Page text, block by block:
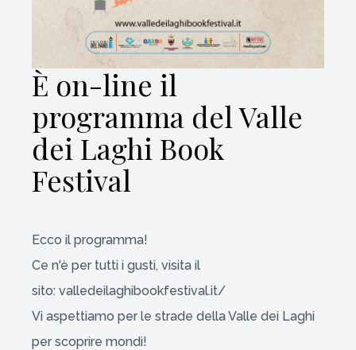
È on-line il
programma del Valle
dei Laghi Book
Festival
Ecco il programma!
Ce n'è per tutti i gusti, visita il
sito: valledeilaghibookfestival.it/
Vi aspettiamo per le strade della Valle dei Laghi
per scoprire mondi!